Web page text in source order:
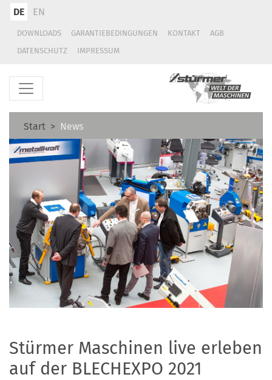
DE EN
DOWNLOADS GARANTIEBEDINGUNGEN KONTAKT
AGB
DATENSCHUTZ
IMPRESSUM
Start News
Stürmer Maschinen live erleben
auf der BLECHEXPO 2021